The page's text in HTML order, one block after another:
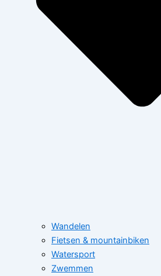
Wandelen
Fietsen & mountainbiken
Watersport
Zwemmen